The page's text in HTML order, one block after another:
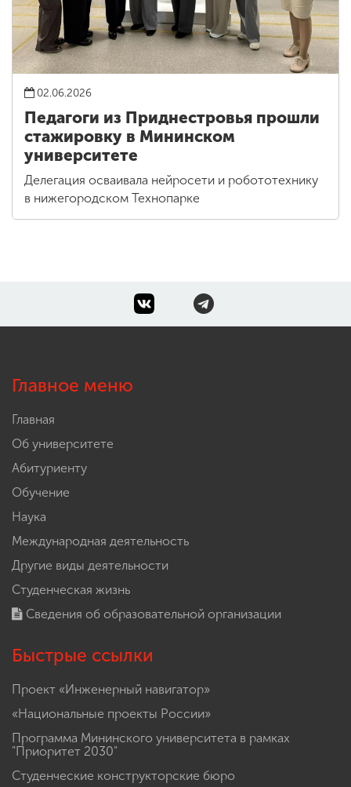
02.06.2026
Педагоги из Приднестровья прошли
стажировку в Мининском
университете
Делегация осваивала нейросети и робототехнику
в нижегородском Технопарке
Главное меню
Главная
Об университете
Абитуриенту
Обучение
Наука
Международная деятельность
Другие виды деятельности
Студенческая жизнь
Сведения об образовательной организации
Быстрые ссылки
Проект «Инженерный навигатор»
«Национальные проекты России»
Программа Мининского университета в рамках
"Приоритет 2030"
Студенческие конструкторские бюро